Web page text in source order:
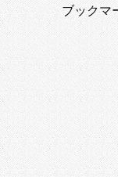
ブックマ